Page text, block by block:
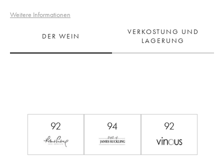
Weitere Informationen
DER WEIN
VERKOSTUNG UND
LAGERUNG
92 94 92